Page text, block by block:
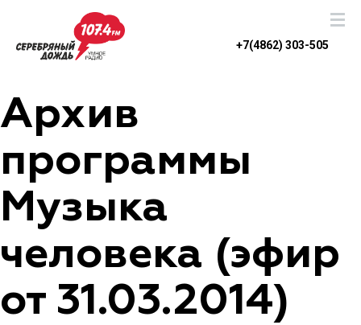
+7(4862) 303-505
Архив
программы
Музыка
человека (эфир
от 31.03.2014)